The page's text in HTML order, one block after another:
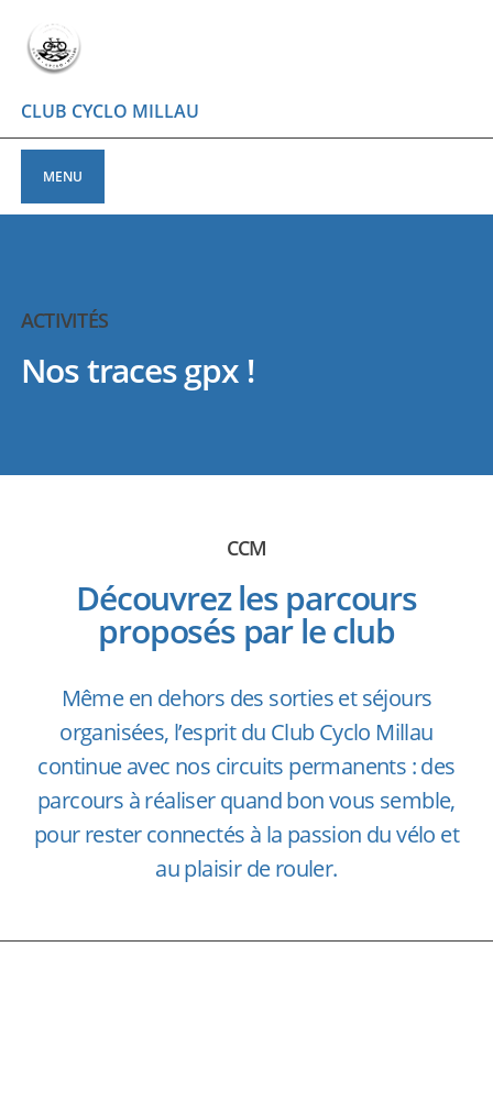
CLUB CYCLO MILLAU
MENU
ACTIVITÉS
Nos traces gpx !
CCM
Découvrez les parcours
proposés par le club
Même en dehors des sorties et séjours
organisées, l’esprit du Club Cyclo Millau
continue avec nos circuits permanents : des
parcours à réaliser quand bon vous semble,
pour rester connectés à la passion du vélo et
au plaisir de rouler.